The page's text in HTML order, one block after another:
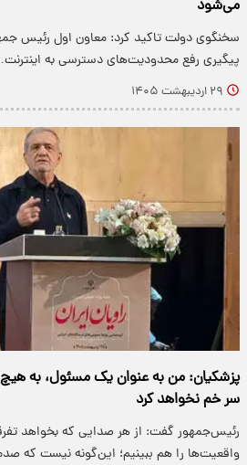
می‌شود
سخنگوی دولت تاکید کرد: معاون اول رئیس
پیگیری رفع محدودیت‌های دسترسی به
۲۹ اردیبهشت ۱۴۰۵
پزشکیان: من به عنوان یک مسئول، به
سر خم نخواهد کرد
رئیس‌جمهور گفت: از هر صدایی که بخواهد
واقعیت‌ها را هم ببینیم؛ این‌گونه نیست که